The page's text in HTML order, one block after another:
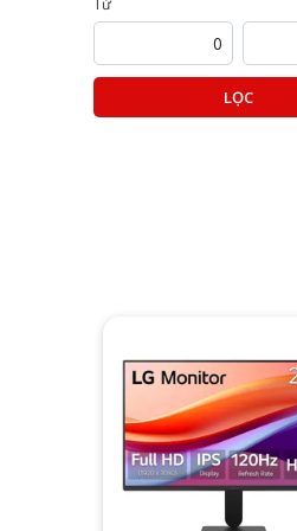
Từ
LỌC